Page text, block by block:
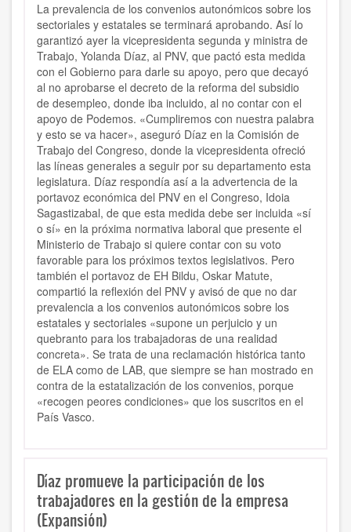
La prevalencia de los convenios autonómicos sobre los
sectoriales y estatales se terminará aprobando. Así lo
garantizó ayer la vicepresidenta segunda y ministra de
Trabajo, Yolanda Díaz, al PNV, que pactó esta medida
con el Gobierno para darle su apoyo, pero que decayó
al no aprobarse el decreto de la reforma del subsidio
de desempleo, donde iba incluido, al no contar con el
apoyo de Podemos. «Cumpliremos con nuestra palabra
y esto se va hacer», aseguró Díaz en la Comisión de
Trabajo del Congreso, donde la vicepresidenta ofreció
las líneas generales a seguir por su departamento esta
legislatura. Díaz respondía así a la advertencia de la
portavoz económica del PNV en el Congreso, Idoia
Sagastizabal, de que esta medida debe ser incluida «sí
o sí» en la próxima normativa laboral que presente el
Ministerio de Trabajo si quiere contar con su voto
favorable para los próximos textos legislativos. Pero
también el portavoz de EH Bildu, Oskar Matute,
compartió la reflexión del PNV y avisó de que no dar
prevalencia a los convenios autonómicos sobre los
estatales y sectoriales «supone un perjuicio y un
quebranto para los trabajadoras de una realidad
concreta». Se trata de una reclamación histórica tanto
de ELA como de LAB, que siempre se han mostrado en
contra de la estatalización de los convenios, porque
«recogen peores condiciones» que los suscritos en el
País Vasco.
Díaz promueve la participación de los
trabajadores en la gestión de la empresa
(Expansión)